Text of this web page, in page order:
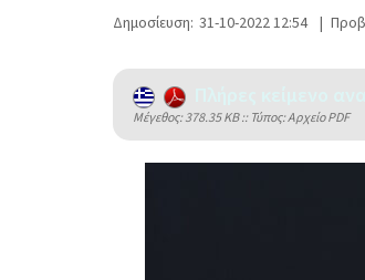
Δημοσίευση: 31-10-2022 12:54 |
Mέγεθος: 378.35 KB :: Τύπος: Αρχείο PDF